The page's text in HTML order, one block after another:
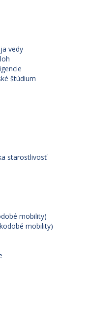
vedy
štúdium
starostlivosť
mobility)
mobility)